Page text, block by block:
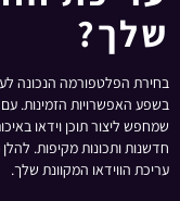
שלך?
בחירת הפלטפורמה הנכונה
שמחפש ליצור תוכן וידאו
עריכת הווידאו המקוונת שלך.